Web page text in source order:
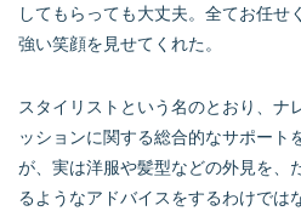
してもらっても大丈夫。全てお任せ
強い笑顔を見せてくれた。
スタイリストという名のとおり、ナ
ッションに関する総合的なサポート
が、実は洋服や髪型などの外見を、
るようなアドバイスをするわけでは